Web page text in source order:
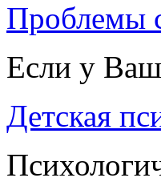
Проблемы
Если у
Детская